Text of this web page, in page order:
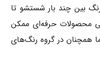
بین چند بار شستشو تا
محصولات حرفه‌ای ممکن
همچنان در گروه رنگ‌های